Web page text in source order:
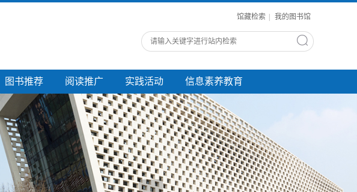
馆藏检索 我的图书馆
图书推荐 阅读推广 实践活动 信息素养教育